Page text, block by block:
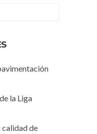
la Liga
calidad de